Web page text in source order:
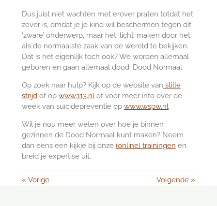
Dus juist niet wachten met erover praten totdat het
zover is, omdat je je kind wil beschermen tegen dit
‘zware’ onderwerp, maar het ‘licht’ maken door het
als de normaalste zaak van de wereld te bekijken.
Dat is het eigenlijk toch ook? We worden allemaal
geboren en gaan allemaal dood…Dood Normaal.
Op zoek naar hulp? Kijk op de website van stille
strijdof op www.113.nlof voor meer info over de
week van suïcidepreventie op www.wspw.nl
Wil je nou meer weten over hoe je binnen
gezinnen de Dood Normaal kunt maken? Neem
dan eens een kijkje bij onze (online) trainingen en
breid je expertise uit.
« Vorige Volgende »